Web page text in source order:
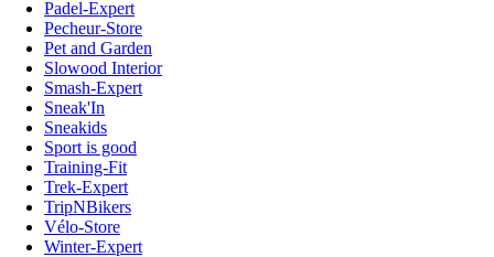
Padel-Expert
Pecheur-Store
Pet and Garden
Slowood Interior
Smash-Expert
Sneak'In
Sneakids
Sport is good
Training-Fit
Trek-Expert
TripNBikers
Vélo-Store
Winter-Expert